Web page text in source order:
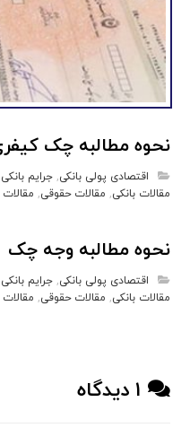
نحوه مطالبه چک
اقتصادی پولی بانکی,جرایم بانکی
مقالات بانکی, مقالات حقوقی,
نحوه مطالبه وجه چک
اقتصادی پولی بانکی,جرایم بانکی
مقالات بانکی, مقالات حقوقی,
۱ دیدگاه